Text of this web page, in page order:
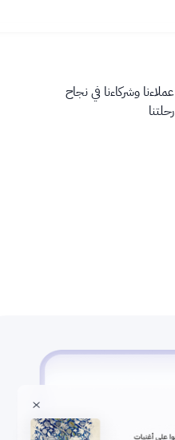
عملاءنا وشركاءنا في نجاح
رحلتنا